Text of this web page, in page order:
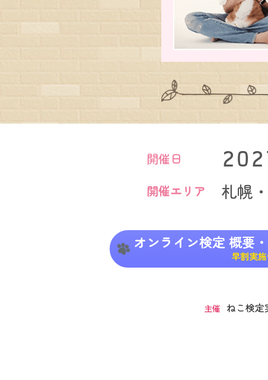
開催日
開催エリア 札幌
オンライン検定 概要
早割実
主催 ねこ検定